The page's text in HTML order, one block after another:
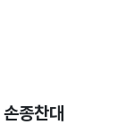
종찬대